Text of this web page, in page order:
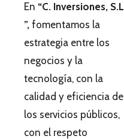
En “C. Inversiones, S.L
”, fomentamos la
estrategia entre los
negocios y la
tecnología, con la
calidad y eficiencia de
los servicios públicos,
con el respeto